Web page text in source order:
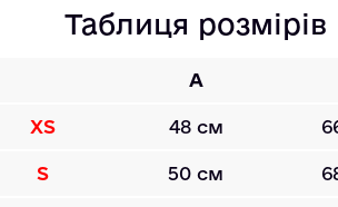
Таблиця розмірів
A
XS 48 см
S 50 см